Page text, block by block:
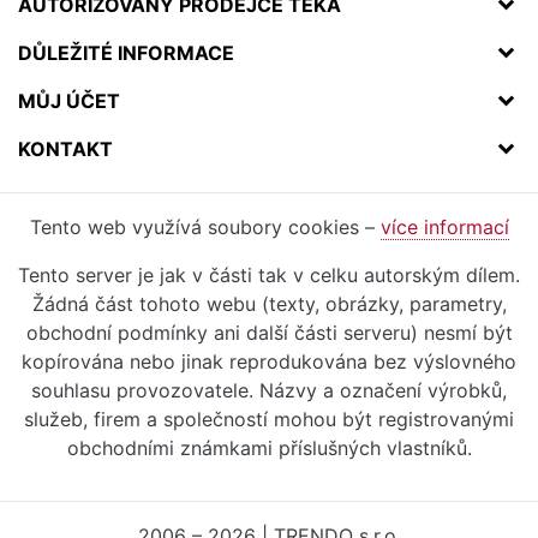
DŮLEŽITÉ INFORMACE
MŮJ ÚČET
KONTAKT
Tento web využívá soubory cookies – více informací
Tento server je jak v části tak v celku autorským dílem.
Žádná část tohoto webu (texty, obrázky, parametry,
obchodní podmínky ani další části serveru) nesmí být
kopírována nebo jinak reprodukována bez výslovného
souhlasu provozovatele. Názvy a označení výrobků,
služeb, firem a společností mohou být registrovanými
obchodními známkami příslušných vlastníků.